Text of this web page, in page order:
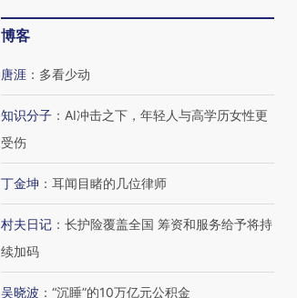
博客
唐涯 ： 多看少动
知识分子 ： AI冲击之下，年轻人与高学历女性更
受伤
丁金坤 ： 耳闻目睹的几位律师
村夫日记 ： 长护险覆盖全国 筹资和服务给予将持
续加码
吴晓波 ： “沉睡”的10万亿元公积金